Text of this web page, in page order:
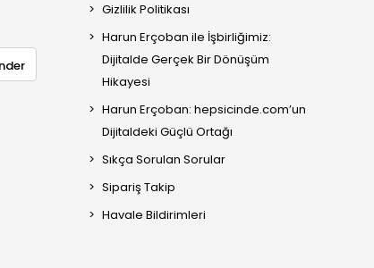
Gizlilik Politikası
Harun Erçoban ile İşbirliğimiz:
Dijitalde Gerçek Bir Dönüşüm
Hikayesi
Harun Erçoban: hepsicinde.com’un
Dijitaldeki Güçlü Ortağı
Sıkça Sorulan Sorular
Sipariş Takip
Havale Bildirimleri